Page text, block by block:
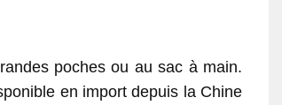
poches ou au sac à main.
en import depuis la Chine